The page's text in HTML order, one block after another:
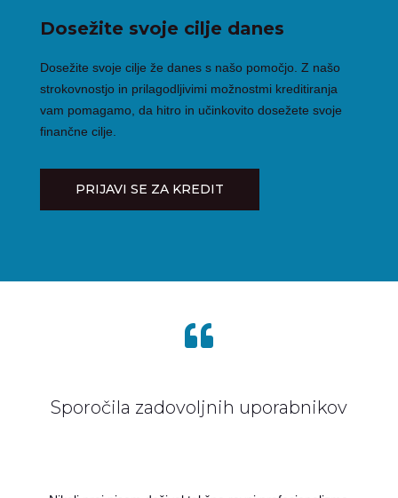
Dosežite svoje cilje danes
Dosežite svoje cilje že danes s našo pomočjo. Z našo
strokovnostjo in prilagodljivimi možnostmi kreditiranja
vam pomagamo, da hitro in učinkovito dosežete svoje
finančne cilje.
PRIJAVI SE ZA KREDIT

Sporočila zadovoljnih uporabnikov